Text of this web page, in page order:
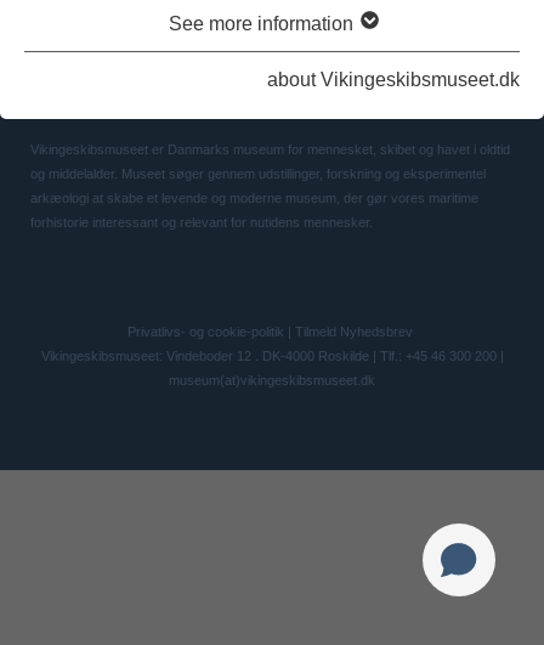
See more information
about Vikingeskibsmuseet.dk
Vikingeskibsmuseet er Danmarks museum for mennesket, skibet og havet i oldtid
og middelalder. Museet søger gennem udstillinger, forskning og eksperimentel
arkæologi at skabe et levende og moderne museum, der gør vores maritime
forhistorie interessant og relevant for nutidens mennesker.
Privatlivs- og cookie-politik | Tilmeld Nyhedsbrev
Vikingeskibsmuseet: Vindeboder 12 . DK-4000 Roskilde | Tlf.: +45 46 300 200 |
museum(at)vikingeskibsmuseet.dk